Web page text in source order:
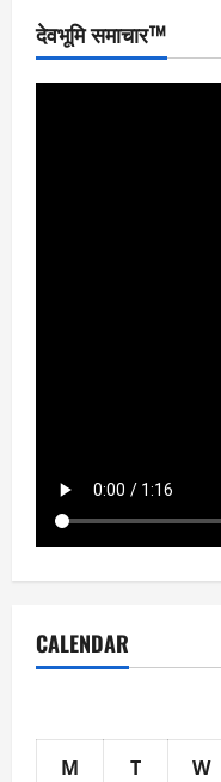
देवभूमि समाचार™
CALENDAR
M T W